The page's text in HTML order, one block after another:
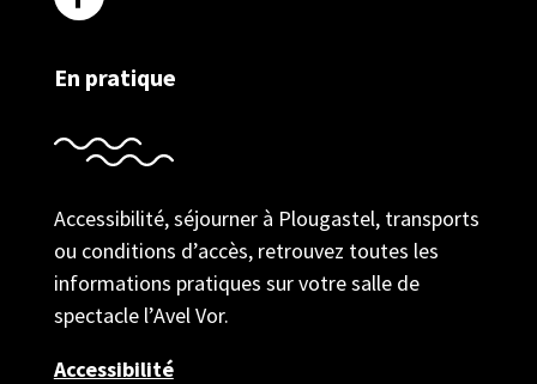
En pratique
Accessibilité, séjourner à Plougastel, transports
ou conditions d’accès, retrouvez toutes les
informations pratiques sur votre salle de
spectacle l’Avel Vor.
Accessibilité